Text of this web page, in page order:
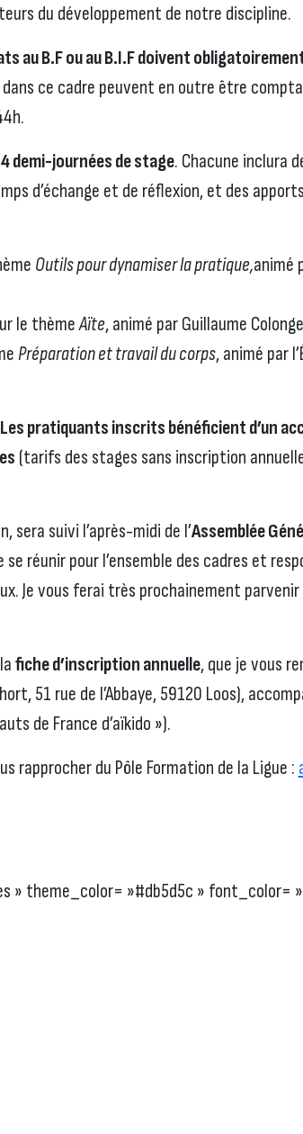
du développement de notre discipline.
au B.F ou au B.I.Fdoivent
ce cadre peuvent en outre être
4 demi-journées de stage. Chacune inclura
d’échange et de réflexion, et des
Outils pour dynamiser la pratique,animé
le thèmeAïte, animé par Guillaume
Préparation et travail du corps, animé par
Les pratiquants inscrits bénéficient d’un
(tarifs des stages sans inscription
sera suivi l’après-midi de l’Assemblée
réunir pour l’ensemble des cadres et
Je vous ferai très prochainement
fiche d’inscription annuelle, que je vous
51 rue de l’Abbaye, 59120 Loos),
de France d’aïkido »).
rapprocher du Pôle Formation de la Ligue :
theme_color= »#db5d5c » font_color=